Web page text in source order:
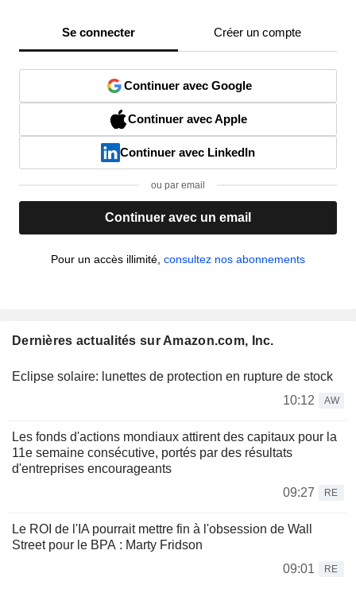
Se connecter Créer un compte
Continuer avec Google
Continuer avec Apple
Continuer avec LinkedIn
ou par email
Continuer avec un email
Pour un accès illimité, consultez nos abonnements
Dernières actualités sur Amazon.com, Inc.
Eclipse solaire: lunettes de protection en rupture de stock
10:12
AW
Les fonds d'actions mondiaux attirent des capitaux pour la
11e semaine consécutive, portés par des résultats
d'entreprises encourageants
09:27
RE
Le ROI de l'IA pourrait mettre fin à l'obsession de Wall
Street pour le BPA : Marty Fridson
09:01
RE